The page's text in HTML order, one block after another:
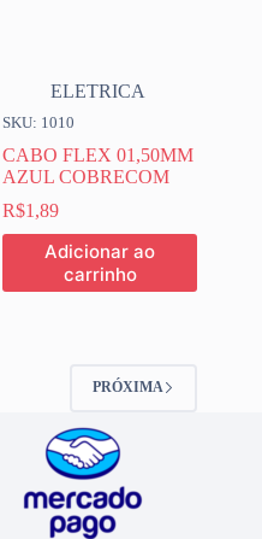
ELETRICA
SKU: 1010
CABO FLEX 01,50MM
AZUL COBRECOM
R$1,89
Adicionar ao
carrinho
PRÓXIMA